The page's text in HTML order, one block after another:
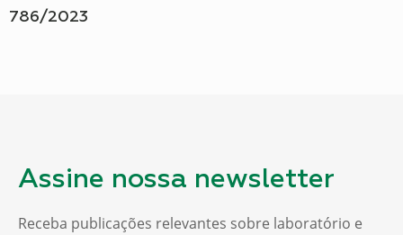
786/2023
Assine nossa newsletter
Receba publicações relevantes sobre laboratório e